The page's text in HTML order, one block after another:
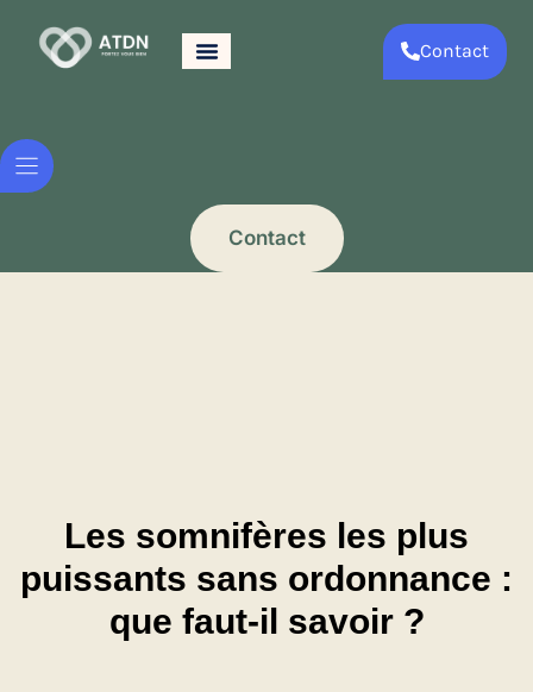
Contact
Contact
Les somnifères les plus
puissants sans ordonnance :
que faut-il savoir ?